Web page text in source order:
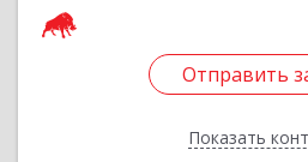
Отправить
Показать
Отправить
Назад